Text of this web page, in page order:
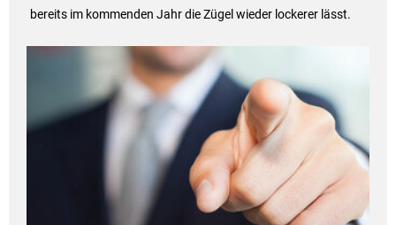
bereits im kommenden Jahr die Zügel wieder lockerer lässt.